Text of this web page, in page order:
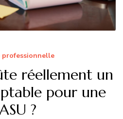
réellement un
pour une
?